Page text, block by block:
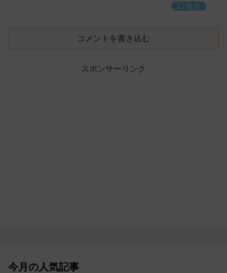
返信
コメントを書き込む
スポンサーリンク
今月の人気記事